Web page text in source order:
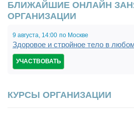
БЛИЖАЙШИЕ ОНЛАЙН
ОРГАНИЗАЦИИ
9 августа, 14:00,
19:00
по Москве
Здоровое и стройное тело в
УЧАСТВОВАТЬ
КУРСЫ ОРГАНИЗАЦИИ